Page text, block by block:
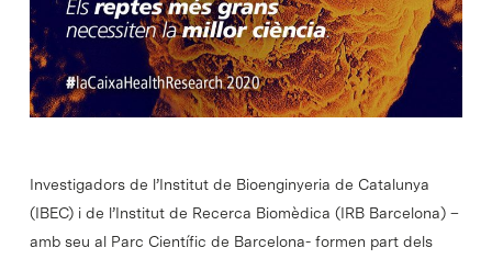
Investigadors de l’Institut de Bioenginyeria de Catalunya
(IBEC) i de l’Institut de Recerca Biomèdica (IRB Barcelona) –
amb seu al Parc Científic de Barcelona- formen part dels